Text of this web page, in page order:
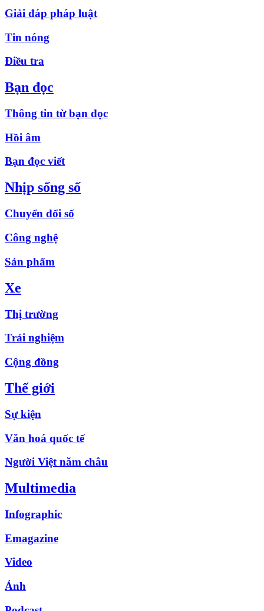
Giải đáp pháp luật
Tin nóng
Điều tra
Bạn đọc
Thông tin từ bạn đọc
Hồi âm
Bạn đọc viết
Nhịp sống số
Chuyển đổi số
Công nghệ
Sản phẩm
Xe
Thị trường
Trải nghiệm
Cộng đồng
Thế giới
Sự kiện
Văn hoá quốc tế
Người Việt năm châu
Multimedia
Infographic
Emagazine
Video
Ảnh